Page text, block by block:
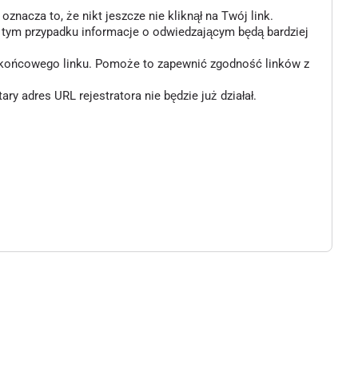
to, że nikt jeszcze nie kliknął na Twój link.
przypadku informacje o odwiedzającym będą bardziej
linku. Pomoże to zapewnić zgodność linków z
adres URL rejestratora nie będzie już działał.